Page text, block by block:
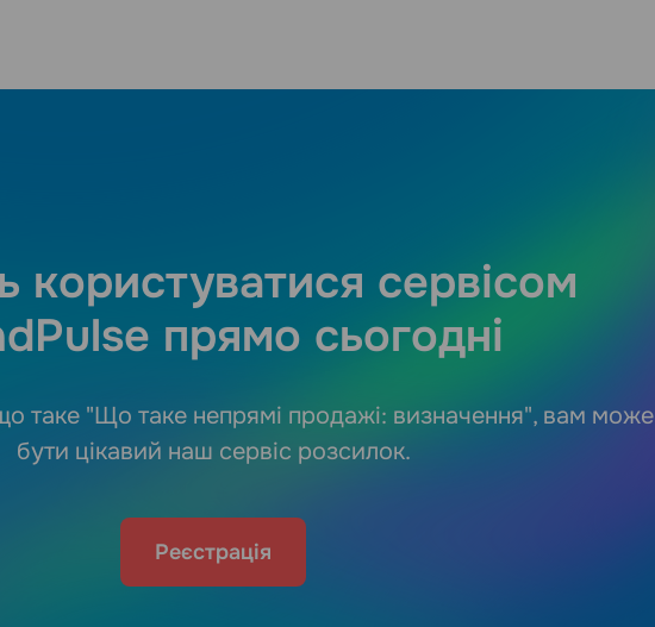
користуватися сервісом
прямо сьогодні
таке "Що таке непрямі продажі: визначення", вам може
бути цікавий наш сервіс розсилок.
Реєстрація